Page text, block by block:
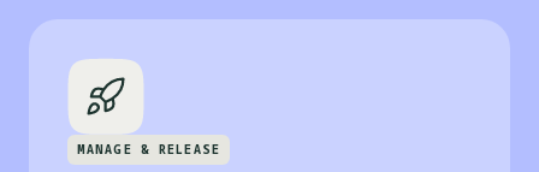
MANAGE & RELEASE